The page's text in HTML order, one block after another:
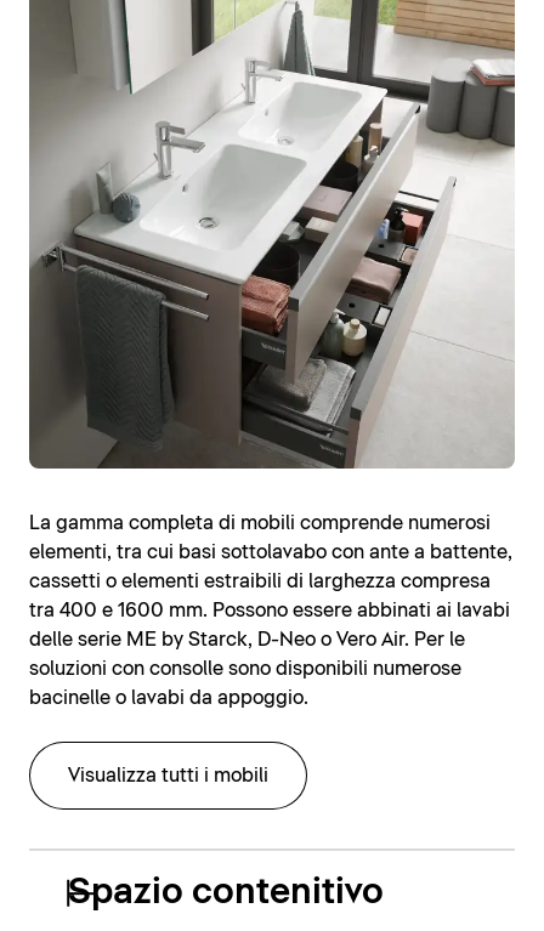
La gamma completa di mobili comprende numerosi
elementi, tra cui basi sottolavabo con ante a battente,
cassetti o elementi estraibili di larghezza compresa
tra 400 e 1600 mm. Possono essere abbinati ai lavabi
delle serie ME by Starck, D-Neo o Vero Air. Per le
soluzioni con consolle sono disponibili numerose
bacinelle o lavabi da appoggio.
Visualizza tutti i mobili
Spazio contenitivo